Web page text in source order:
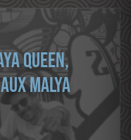
QUEEN,
MALYA